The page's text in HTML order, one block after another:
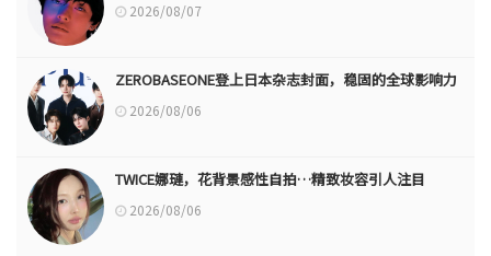
2026/08/07
ZEROBASEONE登上日本杂志封面，稳固的全球影响力
2026/08/06
TWICE娜璉，花背景感性自拍…精致妆容引人注目
2026/08/06